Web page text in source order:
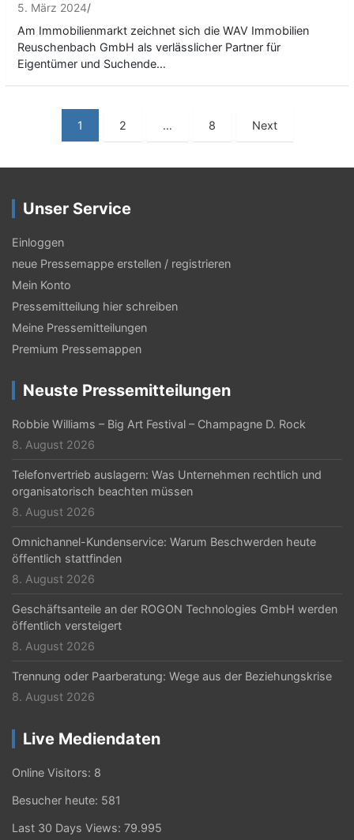
5. März 2024
Am Immobilienmarkt zeichnet sich die WAV Immobilien
Reuschenbach GmbH als verlässlicher Partner für
Eigentümer und Suchende…
i
t
n
n
u
m
e
r
i
e
r
u
n
g
d
e
r
B
t
r
ä
1 2 … 8 Next
Unser Service
Einloggen
neue Pressemappe erstellen / registrieren
Mein Konto
Pressemitteilung hier schreiben
Meine Pressemitteilungen
Premium Pressemappen
Neuste Pressemitteilungen
Robbie Williams – Big Art Festival – Champagne D. Rock
8. August 2026
Telefonvertrieb auslagern: Was Unternehmen rechtlich und
organisatorisch beachten müssen
8. August 2026
Omnichannel-Kundenservice: Warum Beschwerden heute
öffentlich stattfinden
8. August 2026
Geschäftsanteile an der ROGON Technologies GmbH werden
öffentlich versteigert
8. August 2026
Trennung oder Paarberatung: Wege aus der Beziehungskrise
8. August 2026
Live Mediendaten
Online Visitors: 8
Besucher heute: 581
Last 30 Days Views: 79.995